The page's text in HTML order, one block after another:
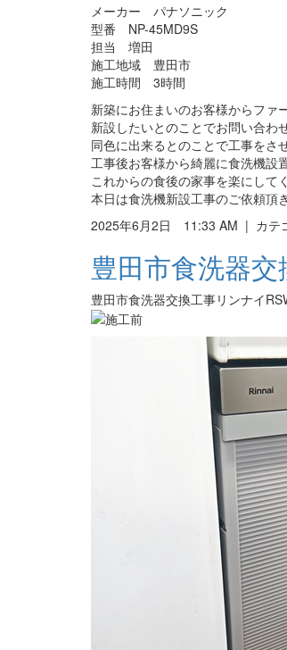
メーカー パナソニック
型番 NP-45MD9S
担当 増田
施工地域 豊田市
施工時間 3時間
新築にお住まいのお客様からファ
新設したいとのことでお問い合わ
同色に出来るとのことで工事をさ
工事後お客様から綺麗に食洗機設
これからの食後の家事を楽にして
本日は食洗機新設工事のご依頼頂
2025年6月2日 11:33 AM | カテ
豊田市食洗器
豊田市食洗器交換工事リンナイ